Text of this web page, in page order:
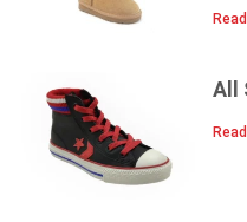
All